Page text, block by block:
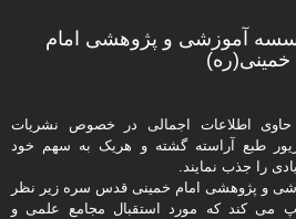
آموزشی و پژوهشی امام
خمینی(ره)
حاوی اطلاعات اجمالی در خصوص نشریات
طبع آراسته گشته و هریک به سهم خود
را جذب نمایند.
و پژوهشی امام خمینی قدس سره زیر نظر
18 نشریه چاپ می کند که مورد استقبال مجامع علمی و